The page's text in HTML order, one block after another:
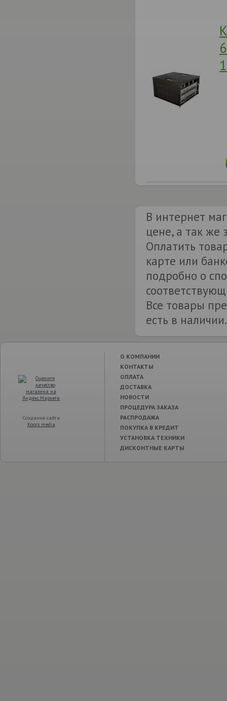
В интернет
цене, а так же
Оплатить
карте или
подробно о
Все товары
есть в наличии.
Создание сайта
Koors media
О КОМПАНИИ
КОНТАКТЫ
ОПЛАТА
ДОСТАВКА
НОВОСТИ
ПРОЦЕДУРА ЗАКАЗА
РАСПРОДАЖА
ПОКУПКА В КРЕДИТ
УСТАНОВКА ТЕХНИКИ
ДИСКОНТНЫЕ КАРТЫ